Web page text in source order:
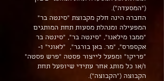
("המסעדה").
החברה הינה חלק מקבוצת "סינטה בר"
המפעילה ומנהלת מסעות תחת המותגים
"ממבו מילאנו", "סינטה בר", "סינטה בר
אקספרס", "מר. באן בורגר", "לאוני" ו-
"פריקו" ומפעל לייצור פסטה "פרש פסטה"
ו/או כל מותג אחר עתידי שיופעל תחת
הקבוצה ("הקבוצה").